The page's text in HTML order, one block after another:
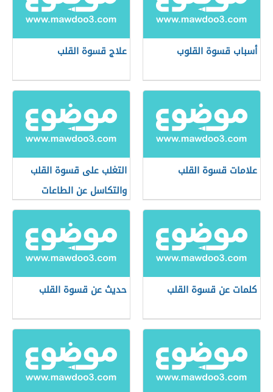
أسباب قسوة القلوب علاج قسوة القلب
علامات قسوة القلب
التغلب على قسوة القلب
والتكاسل عن الطاعات
كلمات عن قسوة القلب حديث عن قسوة القلب